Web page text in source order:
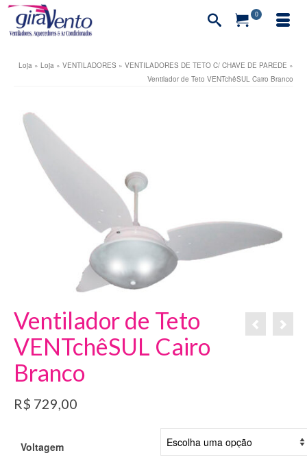
0
Loja » Loja » VENTILADORES » VENTILADORES DE TETO C/ CHAVE DE PAREDE »
Ventilador de Teto VENTchêSUL Cairo Branco
Ventilador de Teto
VENTchêSUL Cairo
Branco
R$ 729,00
Voltagem